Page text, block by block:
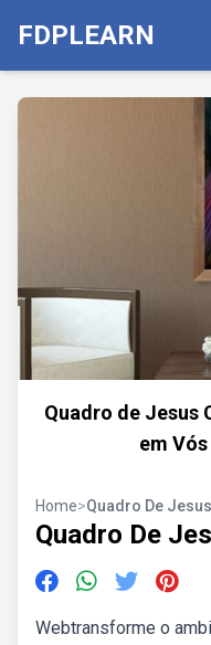
FDPLEARN
Quadro de Jesus
em
Home>Quadro De
Quadro De
Webtransforme o